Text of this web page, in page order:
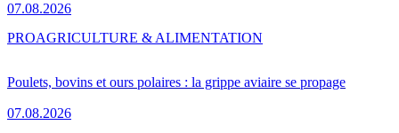
07.08.2026
Poulets, bovins et ours polaires : la grippe aviaire se propage
07.08.2026
PROAGRICULTURE & ALIMENTATION